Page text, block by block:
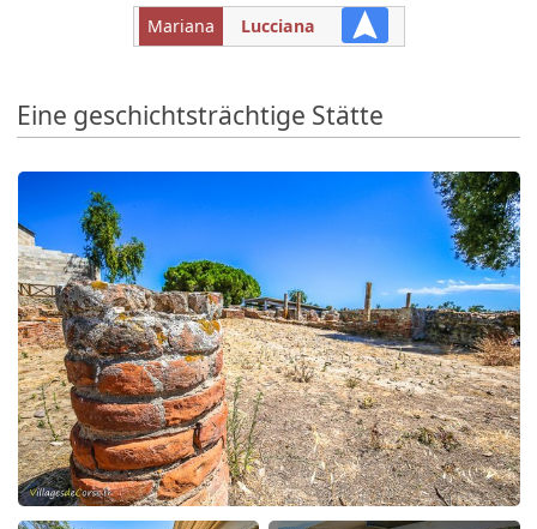
Mariana Lucciana
Eine geschichtsträchtige Stätte